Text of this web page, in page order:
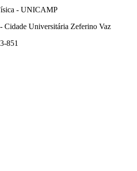
- UNICAMP
Cidade Universitária Zeferino Vaz
851